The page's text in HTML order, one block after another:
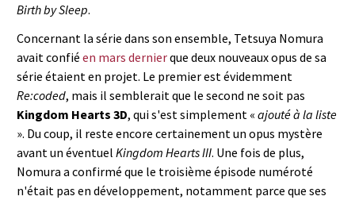
Birth by Sleep.
Concernant la série dans son ensemble, Tetsuya Nomura
avait confié en mars dernierque deux nouveaux opus de sa
série étaient en projet. Le premier est évidemment
Re:coded, mais il semblerait que le second ne soit pas
Kingdom Hearts 3D, qui s'est simplement « ajouté à la liste
». Du coup, il reste encore certainement un opus mystère
avant un éventuel Kingdom Hearts III. Une fois de plus,
Nomura a confirmé que le troisième épisode numéroté
n'était pas en développement, notamment parce que ses